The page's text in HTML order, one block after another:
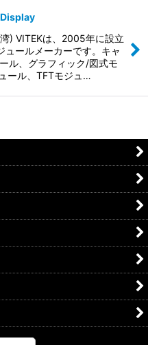
む
) VITEKは、2005年に設立
ュールメーカーです。キャ
ル、グラフィック/図式モ
ール、TFTモジュ…